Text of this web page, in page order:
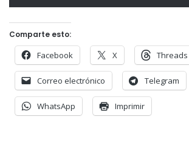
Comparte esto:
Facebook X Threads
Correo electrónico Telegram
WhatsApp Imprimir